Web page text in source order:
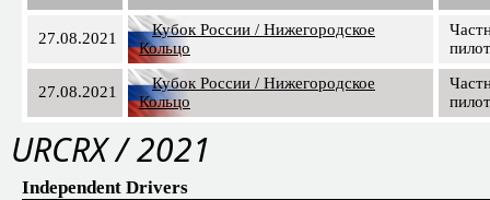
27.08.2021
Кубок России / Нижегородское
Кольцо
27.08.2021
Кубок России / Нижегородское
Кольцо
URCRX / 2021
Independent Drivers